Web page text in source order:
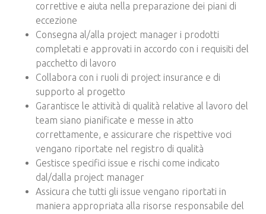
correttive e aiuta nella preparazione dei piani di
eccezione
Consegna al/alla project manager i prodotti
completati e approvati in accordo con i requisiti del
pacchetto di lavoro
Collabora con i ruoli di project insurance e di
supporto al progetto
Garantisce le attività di qualità relative al lavoro del
team siano pianificate e messe in atto
correttamente, e assicurare che rispettive voci
vengano riportate nel registro di qualità
Gestisce specifici issue e rischi come indicato
dal/dalla project manager
Assicura che tutti gli issue vengano riportati in
maniera appropriata alla risorse responsabile del